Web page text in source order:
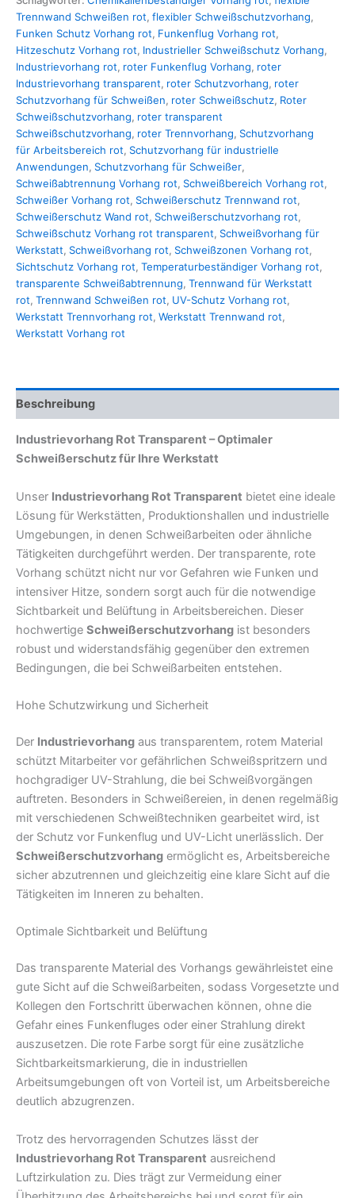
Trennwand Schweißen rot, flexibler Schweißschutzvorhang,
Funken Schutz Vorhang rot, Funkenflug Vorhang rot,
Hitzeschutz Vorhang rot, Industrieller Schweißschutz Vorhang,
Industrievorhang rot, roter Funkenflug Vorhang, roter
Industrievorhang transparent, roter Schutzvorhang, roter
Schutzvorhang für Schweißen, roter Schweißschutz, Roter
Schweißschutzvorhang, roter transparent
Schweißschutzvorhang, roter Trennvorhang, Schutzvorhang
für Arbeitsbereich rot, Schutzvorhang für industrielle
Anwendungen, Schutzvorhang für Schweißer,
Schweißabtrennung Vorhang rot, Schweißbereich Vorhang rot,
Schweißer Vorhang rot, Schweißerschutz Trennwand rot,
Schweißerschutz Wand rot, Schweißerschutzvorhang rot,
Schweißschutz Vorhang rot transparent, Schweißvorhang für
Werkstatt, Schweißvorhang rot, Schweißzonen Vorhang rot,
Sichtschutz Vorhang rot, Temperaturbeständiger Vorhang rot,
transparente Schweißabtrennung, Trennwand für Werkstatt
rot, Trennwand Schweißen rot, UV-Schutz Vorhang rot,
Werkstatt Trennvorhang rot, Werkstatt Trennwand rot,
Werkstatt Vorhang rot
Beschreibung
Industrievorhang Rot Transparent – Optimaler
Schweißerschutz für Ihre Werkstatt
Unser Industrievorhang Rot Transparent bietet eine ideale
Lösung für Werkstätten, Produktionshallen und industrielle
Umgebungen, in denen Schweißarbeiten oder ähnliche
Tätigkeiten durchgeführt werden. Der transparente, rote
Vorhang schützt nicht nur vor Gefahren wie Funken und
intensiver Hitze, sondern sorgt auch für die notwendige
Sichtbarkeit und Belüftung in Arbeitsbereichen. Dieser
hochwertige Schweißerschutzvorhang ist besonders
robust und widerstandsfähig gegenüber den extremen
Bedingungen, die bei Schweißarbeiten entstehen.
Hohe Schutzwirkung und Sicherheit
Der Industrievorhang aus transparentem, rotem Material
schützt Mitarbeiter vor gefährlichen Schweißspritzern und
hochgradiger UV-Strahlung, die bei Schweißvorgängen
auftreten. Besonders in Schweißereien, in denen regelmäßig
mit verschiedenen Schweißtechniken gearbeitet wird, ist
der Schutz vor Funkenflug und UV-Licht unerlässlich. Der
Schweißerschutzvorhang ermöglicht es, Arbeitsbereiche
sicher abzutrennen und gleichzeitig eine klare Sicht auf die
Tätigkeiten im Inneren zu behalten.
Optimale Sichtbarkeit und Belüftung
Das transparente Material des Vorhangs gewährleistet eine
gute Sicht auf die Schweißarbeiten, sodass Vorgesetzte und
Kollegen den Fortschritt überwachen können, ohne die
Gefahr eines Funkenfluges oder einer Strahlung direkt
auszusetzen. Die rote Farbe sorgt für eine zusätzliche
Sichtbarkeitsmarkierung, die in industriellen
Arbeitsumgebungen oft von Vorteil ist, um Arbeitsbereiche
deutlich abzugrenzen.
Trotz des hervorragenden Schutzes lässt der
Industrievorhang Rot Transparent ausreichend
Luftzirkulation zu. Dies trägt zur Vermeidung einer